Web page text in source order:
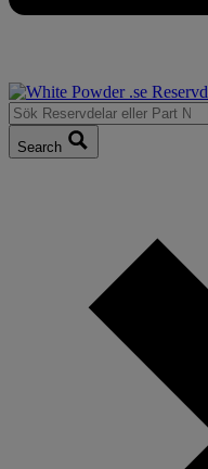
Search